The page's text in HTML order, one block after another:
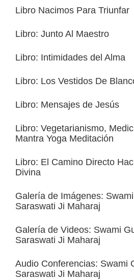
Libro Nacimos Para Triunfar
Libro: Junto Al Maestro
Libro: Intimidades del Alma
Libro: Los Vestidos De
Libro: Mensajes de Jesús
Libro: Vegetarianismo,
Mantra Yoga Meditación
Libro: El Camino Directo
Divina
Galería de Imágenes:
Saraswati Ji Maharaj
Galería de Videos: Swami
Saraswati Ji Maharaj
Audio Conferencias: Swami
Saraswati Ji Maharaj